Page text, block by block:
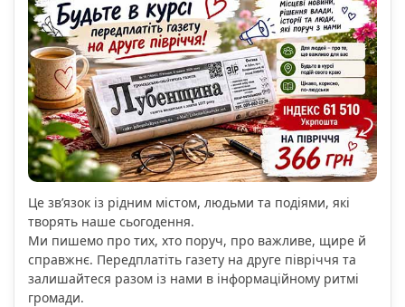
Це зв’язок із рідним містом, людьми та подіями, які
творять наше сьогодення.
Ми пишемо про тих, хто поруч, про важливе, щире й
справжнє. Передплатіть газету на друге півріччя та
залишайтеся разом із нами в інформаційному ритмі
громади.